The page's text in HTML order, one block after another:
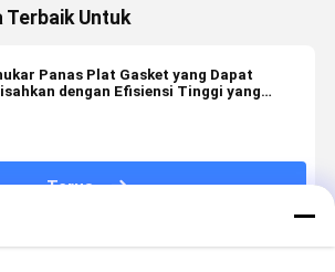
Terbaik Untuk
Panas Plat Gasket yang Dapat
dengan Efisiensi Tinggi yang
Terus